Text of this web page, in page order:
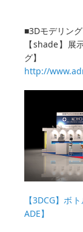
■3Dモデリン
【shade】展
グ】
http://
【3DCG】ボ
ADE】